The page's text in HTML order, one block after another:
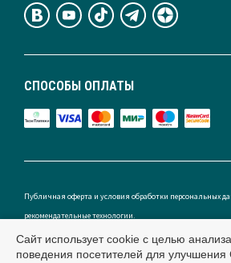
СПОСОБЫ ОПЛАТЫ
Публичная оферта и условия обработки персональных
рекомендательные технологии.
Сайт использует cookie с целью анализа
поведения посетителей для улучшения